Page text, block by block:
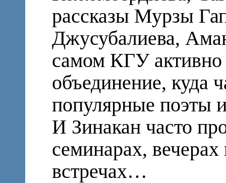
рассказы Мурзы
Джусубалиева,
самом КГУ активно
объединение, куда
популярные поэты
И Зинакан часто
семинарах,
встречах…